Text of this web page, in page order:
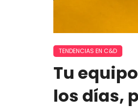
TENDENCIAS EN C&D
Tu
los días,